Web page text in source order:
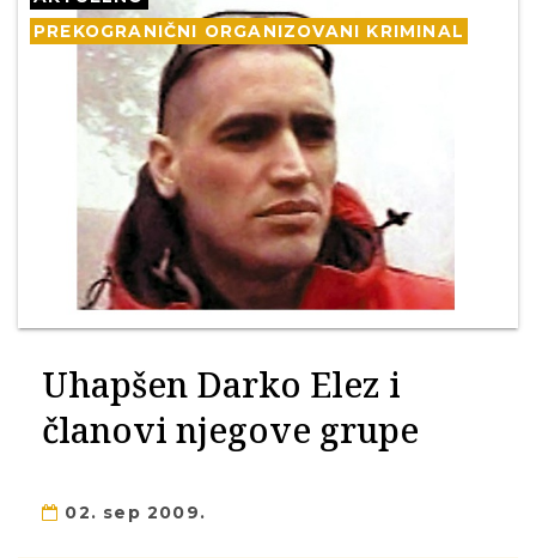
PREKOGRANIČNI ORGANIZOVANI KRIMINAL
Uhapšen Darko Elez i
članovi njegove grupe
02. sep 2009.